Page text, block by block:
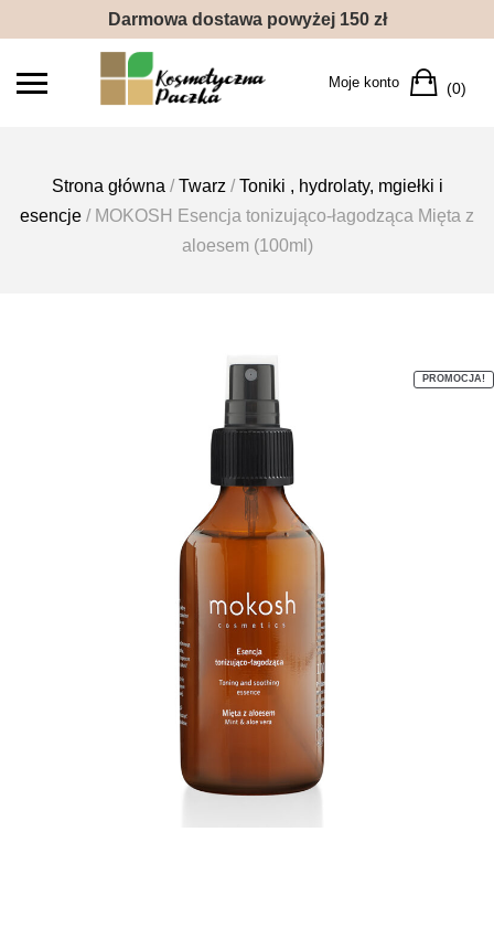
to
Darmowa dostawa powyżej 150 zł
Moje konto (0)
Strona główna /Twarz /Toniki , hydrolaty, mgiełki i
esencje / MOKOSH Esencja tonizująco-łagodząca Mięta z
aloesem (100ml)
PROMOCJA!